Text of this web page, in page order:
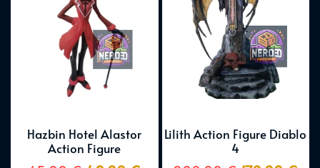
Hazbin Hotel Alastor
Action Figure
Lilith Action Figure Diablo
4